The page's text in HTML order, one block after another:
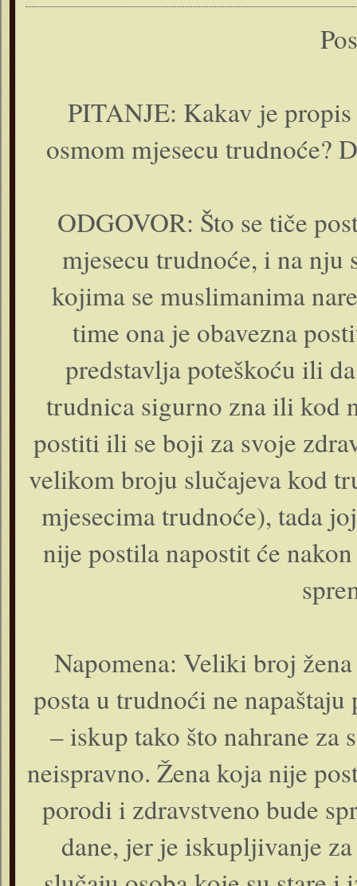
PITANJE: Kakav je
osmom mjesecu trudnoće?
ODGOVOR: Što se tiče
mjesecu trudnoće, i na nju
kojima se muslimanima
time ona je obavezna
predstavlja poteškoću ili
trudnica sigurno zna ili kod
postiti ili se boji za svoje
velikom broju slučajeva kod
mjesecima trudnoće), tada
nije postila napostit će
Napomena: Veliki broj
posta u trudnoći ne
– iskup tako što nahrane za
neispravno. Žena koja nije
porodi i zdravstveno bude
dane, jer je iskupljivanje